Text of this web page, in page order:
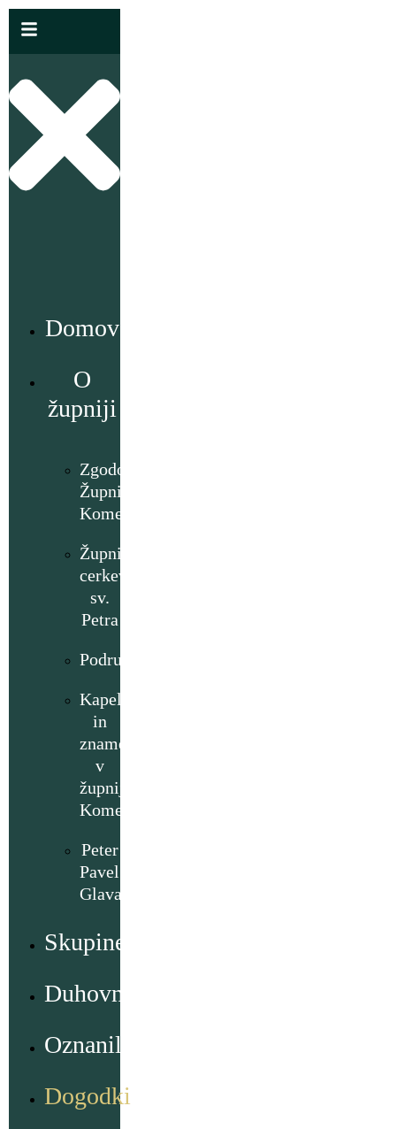
Domov
O
župniji
Zgodovina
Župnije
Komenda
Župnijska
cerkev
sv.
Petra
Podružnice
Kapelice
in
znamenja
v
župniji
Komenda
Peter
Pavel
Glavar
Skupine
Duhovno
Oznanila
Dogodki